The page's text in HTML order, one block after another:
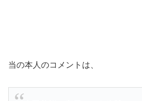
当の本人のコメントは、